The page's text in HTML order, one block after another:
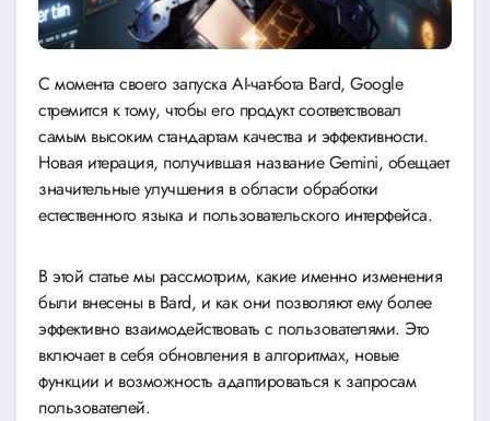
С момента своего запуска AI-чат-бота Bard, Google
стремится к тому, чтобы его продукт соответствовал
самым высоким стандартам качества и эффективности.
Новая итерация, получившая название Gemini, обещает
значительные улучшения в области обработки
естественного языка и пользовательского интерфейса.
В этой статье мы рассмотрим, какие именно изменения
были внесены в Bard, и как они позволяют ему более
эффективно взаимодействовать с пользователями. Это
включает в себя обновления в алгоритмах, новые
функции и возможность адаптироваться к запросам
пользователей.